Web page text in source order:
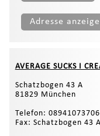
Adresse
AVERAGE SUCKS I
Schatzbogen 43 A
81829 München
Telefon: 08941073706
Fax: Schatzbogen 43 A